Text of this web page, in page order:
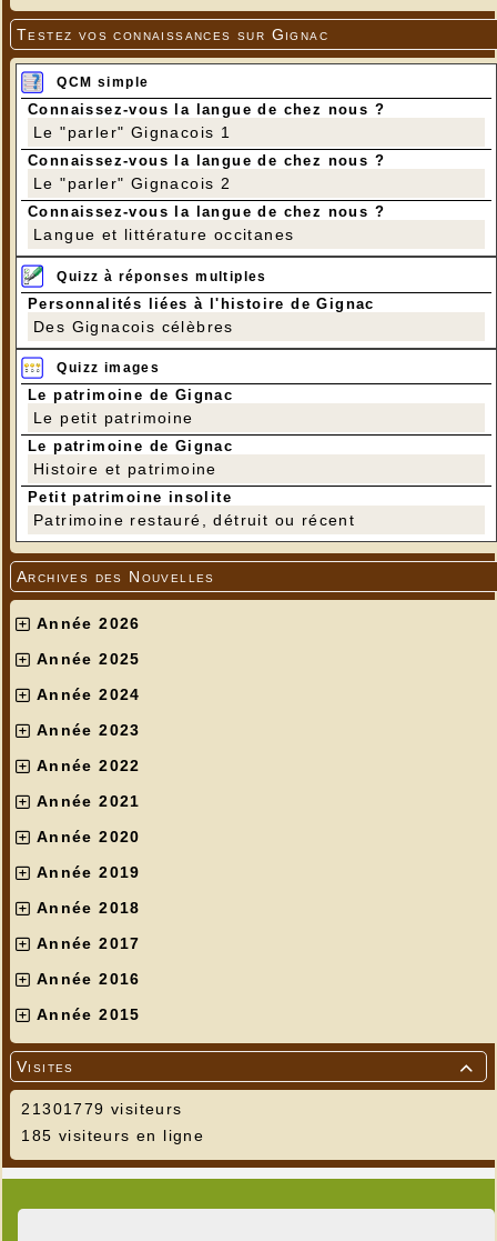
Testez vos connaissances sur Gignac
QCM simple
Connaissez-vous la langue de chez nous ?
Le "parler" Gignacois 1
Connaissez-vous la langue de chez nous ?
Le "parler" Gignacois 2
Connaissez-vous la langue de chez nous ?
Langue et littérature occitanes
Quizz à réponses multiples
Personnalités liées à l'histoire de Gignac
Des Gignacois célèbres
Quizz images
Le patrimoine de Gignac
Le petit patrimoine
Le patrimoine de Gignac
Histoire et patrimoine
Petit patrimoine insolite
Patrimoine restauré, détruit ou récent
Archives des Nouvelles
Année 2026
Année 2025
Année 2024
Année 2023
Année 2022
Année 2021
Année 2020
Année 2019
Année 2018
Année 2017
Année 2016
Année 2015

Visites
21301779 visiteurs
185 visiteurs en ligne